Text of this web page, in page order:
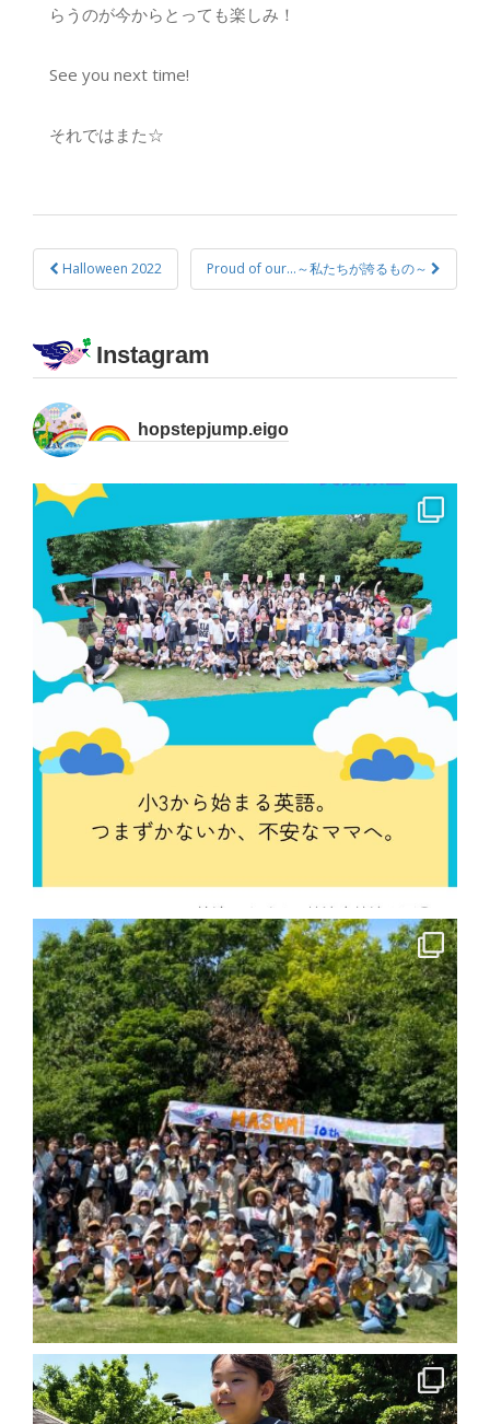
らうのが今からとっても楽しみ！
See you next time!
それではまた☆
Halloween 2022 Proud of our…～私たちが誇るもの～
Instagram
hopstepjump.eigo